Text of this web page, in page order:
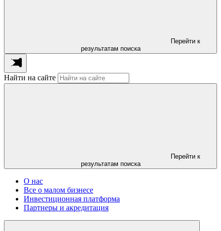
Перейти к
результатам поиска
Найти на сайте
Перейти к
результатам поиска
О нас
Все о малом бизнесе
Инвестиционная платформа
Партнеры и акредитация